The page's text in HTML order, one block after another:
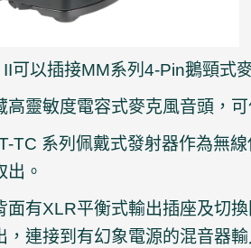
可以插接MM系列4-Pin鵝頸式
高靈敏度電容式麥克風音頭，
TC 系列佩戴式發射器作為無
出。
面有XLR平衡式輸出插座及切
，連接到有幻象電源的混音器輸